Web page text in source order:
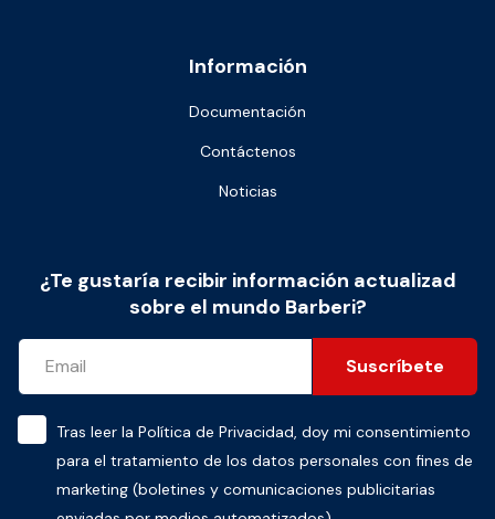
Información
Documentación
Contáctenos
Noticias
¿Te gustaría recibir información actualizad
sobre el mundo Barberi?
Suscríbete
Tras leer la Política de Privacidad , doy mi consentimiento
para el tratamiento de los datos personales con fines de
marketing (boletines y comunicaciones publicitarias